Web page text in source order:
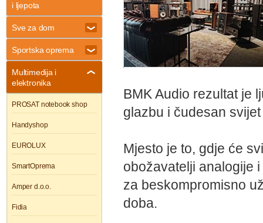
BMK Audio rezultat je
glazbu i čudesan
Mjesto je to, gdje će
obožavatelji analogije
za beskompromisno
doba.
i ljepota
Sve za dom
Sportska oprema
Multimedija i
elektronika
PROSAT notebook shop
Handyshop
EUROLUX
SmartOprema
Amper d.o.o.
Fidia